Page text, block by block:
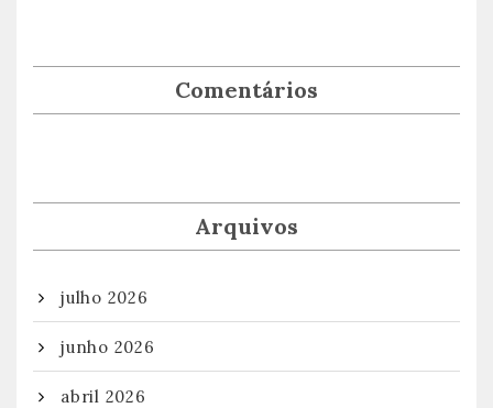
Comentários
Arquivos
julho 2026
junho 2026
abril 2026